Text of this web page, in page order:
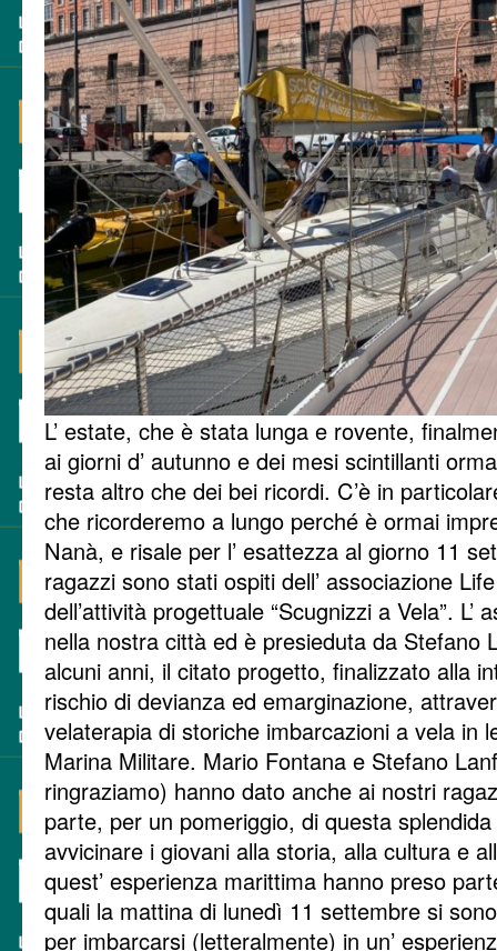
L’ estate, che è stata lunga e rovente,
ai giorni d’ autunno e dei mesi scintillanti
resta altro che dei bei ricordi. C’è in
che ricorderemo a lungo perché è ormai
Nanà, e risale per l’ esattezza al giorno 11
ragazzi sono stati ospiti dell’ associazione
dell’attività progettuale “Scugnizzi a Vela”. L’
nella nostra città ed è presieduta da Stefano
alcuni anni, il citato progetto, finalizzato alla
rischio di devianza ed emarginazione,
velaterapia di storiche imbarcazioni a vela in
Marina Militare. Mario Fontana e Stefano
ringraziamo) hanno dato anche ai nostri
parte, per un pomeriggio, di questa
avvicinare i giovani alla storia, alla cultura e
quest’ esperienza marittima hanno preso
quali la mattina di lunedì 11 settembre si
per imbarcarsi (letteralmente) in un’